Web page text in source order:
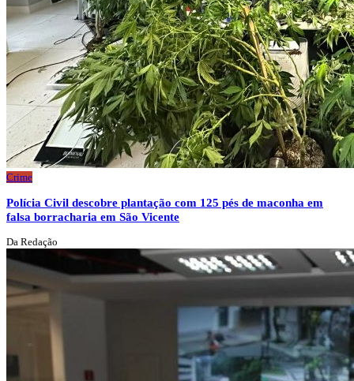
Crime
Polícia Civil descobre plantação com 125 pés de maconha em
falsa borracharia em São Vicente
Da Redação